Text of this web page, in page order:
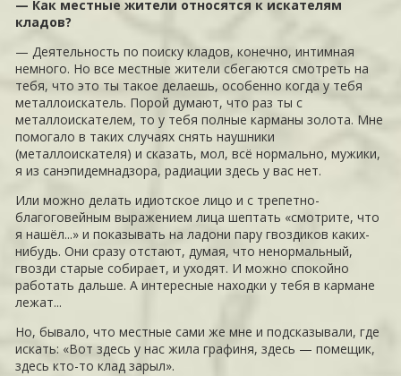
— Как местные жители относятся к искателям
кладов?
— Деятельность по поиску кладов, конечно, интимная
немного. Но все местные жители сбегаются смотреть на
тебя, что это ты такое делаешь, особенно когда у тебя
металлоискатель. Порой думают, что раз ты с
металлоискателем, то у тебя полные карманы золота. Мне
помогало в таких случаях снять наушники
(металлоискателя) и сказать, мол, всё нормально, мужики,
я из санэпидемнадзора, радиации здесь у вас нет.
Или можно делать идиотское лицо и с трепетно-
благоговейным выражением лица шептать «смотрите, что
я нашёл...» и показывать на ладони пару гвоздиков каких-
нибудь. Они сразу отстают, думая, что ненормальный,
гвозди старые собирает, и уходят. И можно спокойно
работать дальше. А интересные находки у тебя в кармане
лежат...
Но, бывало, что местные сами же мне и подсказывали, где
искать: «Вот здесь у нас жила графиня, здесь — помещик,
здесь кто-то клад зарыл».